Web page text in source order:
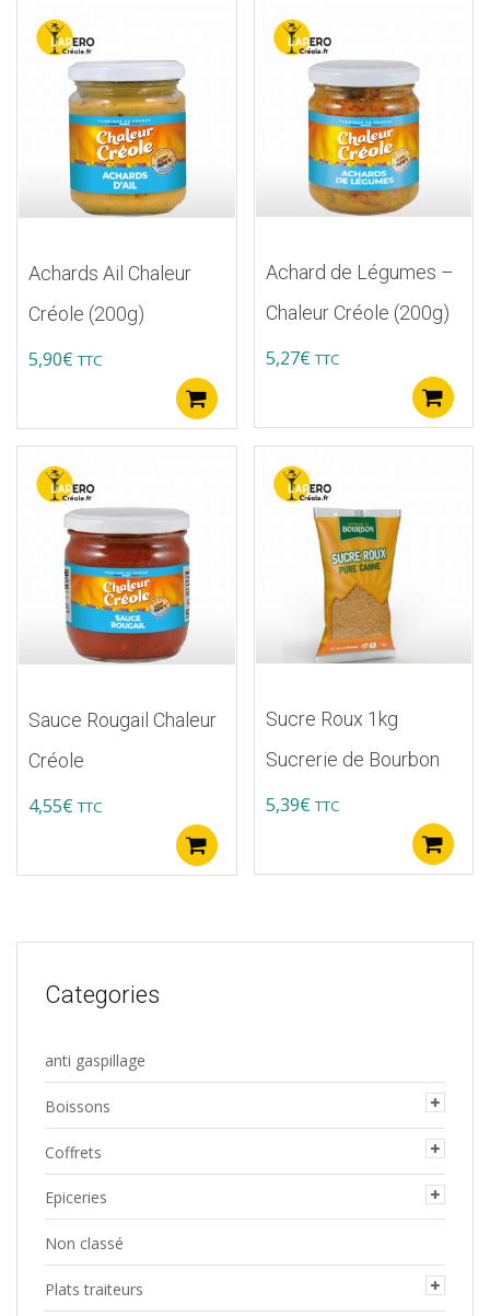
Achards Ail Chaleur
Créole (200g)
5,90€ TTC
Achard de Légumes –
Chaleur Créole (200g)
5,27€ TTC
Sauce Rougail Chaleur
Créole
4,55€ TTC
Sucre Roux 1kg
Sucrerie de Bourbon
5,39€ TTC
Categories
anti gaspillage
Boissons
Coffrets
Epiceries
Non classé
Plats traiteurs